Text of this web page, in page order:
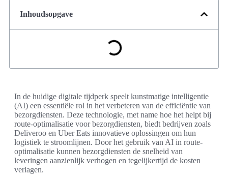
Inhoudsopgave
In de huidige digitale tijdperk speelt kunstmatige intelligentie
(AI) een essentiële rol in het verbeteren van de efficiëntie van
bezorgdiensten. Deze technologie, met name hoe het helpt bij
route-optimalisatie voor bezorgdiensten, biedt bedrijven zoals
Deliveroo en Uber Eats innovatieve oplossingen om hun
logistiek te stroomlijnen. Door het gebruik van AI in route-
optimalisatie kunnen bezorgdiensten de snelheid van
leveringen aanzienlijk verhogen en tegelijkertijd de kosten
verlagen.